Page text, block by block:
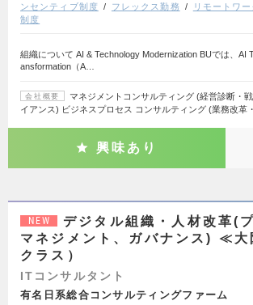
ンセンティブ制度 フレックス勤務 リモートワ
制度
組織について AI & Technology Modernization BUでは、AI
ansformation（A…
会社概要
マネジメントコンサルティング (経営診断・
イアンス) ビジネスプロセス コンサルティング (業務改革
興味あり
NEW
デジタル組織・人材改革(
マネジメント、ガバナンス) ≪
クラス）
ITコンサルタント
有名日系総合コンサルティングファーム